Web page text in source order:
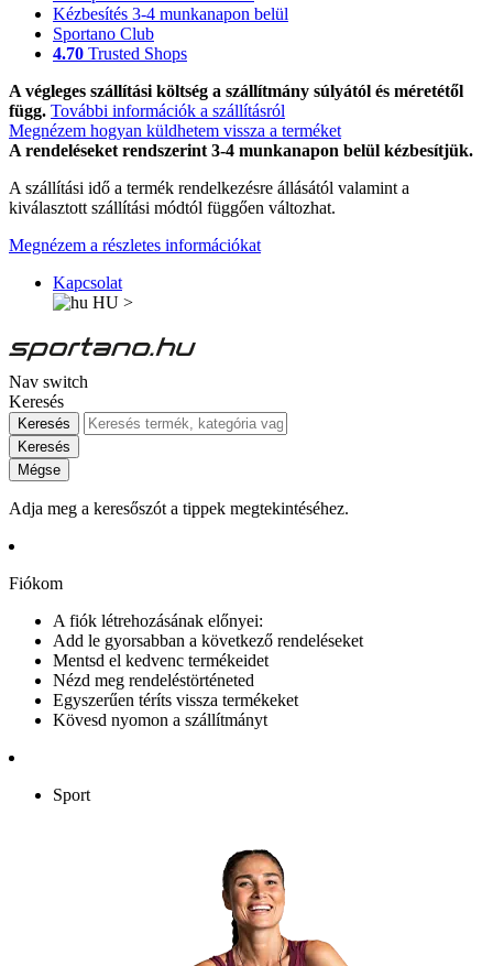
Kézbesítés 3-4 munkanapon belül
Sportano Club
4.70 Trusted Shops
A végleges szállítási költség a szállítmány súlyától és méretétől
függ. További információk a szállításról
Megnézem hogyan küldhetem vissza a terméket
A rendeléseket rendszerint 3-4 munkanapon belül kézbesítjük.
A szállítási idő a termék rendelkezésre állásától valamint a
kiválasztott szállítási módtól függően változhat.
Megnézem a részletes információkat
Kapcsolat
HU >
Nav switch
Keresés
Keresés
Keresés
Mégse
Adja meg a keresőszót a tippek megtekintéséhez.
Fiókom
A fiók létrehozásának előnyei:
Add le gyorsabban a következő rendeléseket
Mentsd el kedvenc termékeidet
Nézd meg rendeléstörténeted
Egyszerűen téríts vissza termékeket
Kövesd nyomon a szállítmányt
Sport